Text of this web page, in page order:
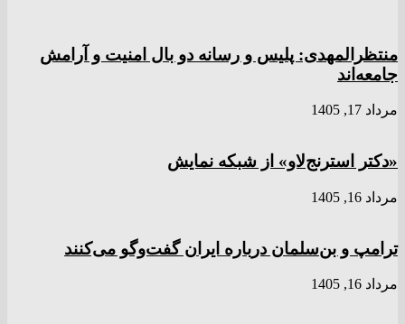
منتظرالمهدی: پلیس و رسانه دو بال امنیت و آرامش
جامعه‌اند
مرداد 17, 1405
«دکتر استرنج‌لاو» از شبکه نمایش
مرداد 16, 1405
ترامپ و بن‌سلمان درباره ایران گفت‌و‌گو می‌کنند
مرداد 16, 1405